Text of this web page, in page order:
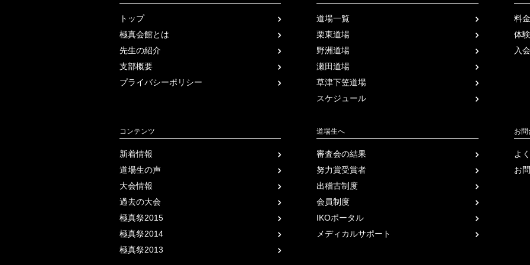
トップ
極真会館とは
先生の紹介
支部概要
プライバシーポリシー
道場一覧
栗東道場
野洲道場
瀬田道場
草津下笠道場
スケジュール
料金
体
入
コンテンツ
新着情報
道場生の声
大会情報
過去の大会
極真祭2015
極真祭2014
極真祭2013
道場生へ
審査会の結果
努力賞受賞者
出稽古制度
会員制度
IKOポータル
メディカルサポート
お問
よ
お